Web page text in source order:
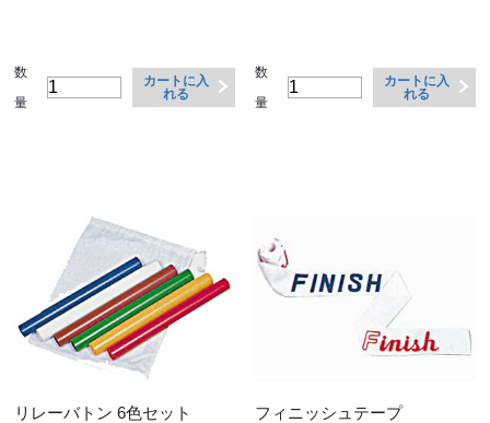
数
量
カートに入
れる
数
量
カートに入
れる
リレーバトン 6色セット フィニッシュテープ